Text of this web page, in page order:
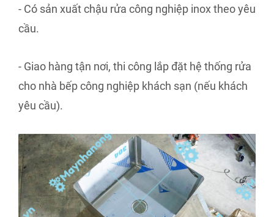
- Có sản xuất chậu rửa công nghiệp inox theo yêu
cầu.
- Giao hàng tận nơi, thi công lắp đặt hệ thống rửa
cho nhà bếp công nghiệp khách sạn (nếu khách
yêu cầu).